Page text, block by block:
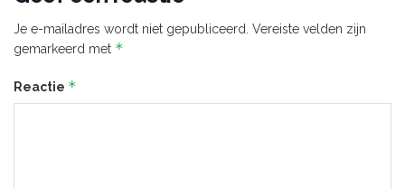
Je e-mailadres wordt niet gepubliceerd. Vereiste velden zijn
gemarkeerd met *
Reactie *